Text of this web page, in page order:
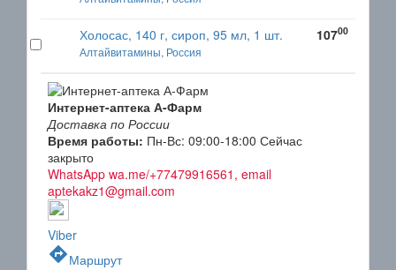
Холосас, 140 г, сироп, 95 мл, 1 шт.
Алтайвитамины, Россия
10700
Интернет-аптека А-Фарм
Доставка по России
Время работы: Пн-Вс: 09:00-18:00 Сейчас
закрыто
WhatsApp wa.me/+77479916561, email
aptekakz1@gmail.com
Viber
directionsМаршрут